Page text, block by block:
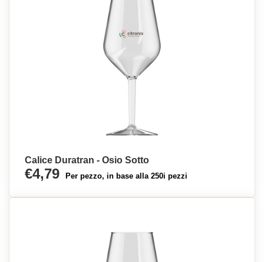
Calice Duratran - Osio Sotto
€4,79 Per pezzo, in base alla 250i pezzi